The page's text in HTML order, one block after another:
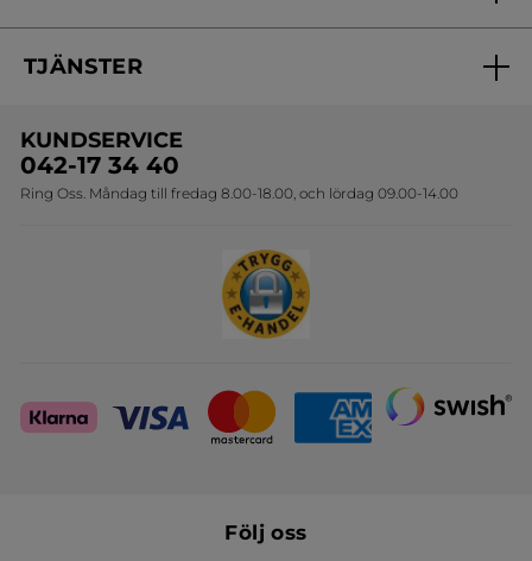
Online prislista
Erbjudanden
Travelsize
Sets
TJÄNSTER
Onlineprislista för postorder
KUNDSERVICE
042-17 34 40
Ring Oss. Måndag till fredag 8.00-18.00, och lördag 09.00-14.00
Följ oss